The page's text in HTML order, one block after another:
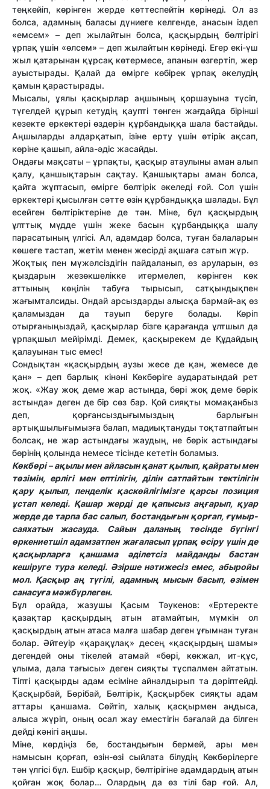
теңкейіп, көрінген жерде көттеспейтін көрінеді. Ол аз
болса, адамның баласы дүниеге келгенде, анасын іздеп
«емсем» – деп жылайтын болса, қасқырдың бөлтірігі
ұрпақ үшін «өлсем» – деп жылайтын көрінеді. Егер екі-үш
жыл қатарынан құрсақ көтермесе, апанын өзгертіп, жер
ауыстырады. Қалай да өмірге көбірек ұрпақ әкелудің
қамын қарастырады.
Мысалы, ұялы қасқырлар аңшының қоршауына түсіп,
түгелдей құрып кетудің қаупті төнген жағдайда бірінші
кезекте еркектері өздерін құрбандыққа шала бастайды.
Аңшыларды алдарқатып, ізіне ерту үшін өтірік ақсап,
көріне қашып, айла-әдіс жасайды.
Ондағы мақсаты – ұрпақты, қасқыр атаулыны аман алып
қалу, қаншықтарын сақтау. Қаншықтары аман болса,
қайта жұптасып, өмірге бөлтірік әкеледі ғой. Сол үшін
еркектері қысылған сәтте өзін құрбандыққа шалады. Бұл
есейген бөлтіріктеріне де тән. Міне, бұл қасқырдың
ұлттық мүдде үшін жеке басын құрбандыққа шалу
парасатының үлгісі. Ал, адамдар болса, туған балаларын
көшеге тастап, жетім менен жесірді ақшаға сатып жүр.
Жоқтық пен мүжәлсіздігін пайдаланып, өз аруларын, өз
қыздарын жезөкшелікке итермелеп, көрінген көк
аттының көңілін табуға тырысып, сатқындықпен
жағымталсиды. Ондай арсыздарды алысқа бармай-ақ өз
қаламыздан да тауып беруге болады. Көріп
отырғаныңыздай, қасқырлар бізге қарағанда ұлтшыл да
ұрпақшыл мейірімді. Демек, қасқырекем де Құдайдың
қалауынан тыс емес!
Сондықтан «қасқырдың аузы жесе де қан, жемесе де
қан» – деп барлық кінәні Көкбөріге аударатындай рет
жоқ. «Жау жоқ деме жар астында, бөрі жоқ деме бөрік
астында» деген де бір сөз бар. Қой сияқты момақанбыз
деп, қорғансыздығымыздың барлығын
артықшылығымызға балап, мадиықтануды тоқтатпайтын
болсақ, не жар астындағы жаудың, не бөрік астындағы
бөрінің қолында немесе тісінде кететін боламыз.
Көкбөрі – ақылы мен айласын қанат қылып, қайраты мен
төзімін, ерлігі мен ептілігін, ділін сатпайтын тектілігін
қару қылып, пенделік қаскөйлігімізге қарсы позиция
ұстап келеді. Қашар жерді де қапысыз аңғарып, қуар
жерде де тарпа бас салып, бостандығын қорғап, ғұмыр-
саяхатын жасауда. Сайын даланың төсінде бүгінгі
өркениетшіл адамзатпен жағаласып ұрпақ өсіру үшін де
қасқырларға қаншама әділетсіз майданды бастан
кешіруге тура келеді. Әзірше нәтижесіз емес, абыройы
мол. Қасқыр аң түгілі, адамның мысын басып, өзімен
санасуға мәжбүрлеген.
Бұл орайда, жазушы Қасым Тәукенов: «Ертеректе
қазақтар қасқырдың атын атамайтын, мүмкін ол
қасқырдың атын атаса малға шабар деген ұғымнан туған
болар. Әйтеуір «қарақұлақ» десең «қасқырдың шамы»
дегендей оны тікелей атамай «бөрі, көкжал, ит-құс,
ұлыма, дала тағысы» деген сияқты тұспалмен айтатын.
Тіпті қасқырды адам есіміне айналдырып та дәріптейді.
Қасқырбай, Бөрібай, Бөлтірік, Қасқырбек сияқты адам
аттары қаншама. Сөйтіп, халық қасқырмен аңдыса,
алыса жүріп, оның осал жау еместігін бағалай да білген
дейді кәнігі аңшы.
Міне, көрдіңіз бе, бостандығын бермей, ары мен
намысын қорғап, өзін-өзі сыйлата білудің Көкбөрілерге
тән үлгісі бұл. Ешбір қасқыр, бөлтірігіне адамдардың атын
қойған жоқ болар… Олардың да өз тілі бар ғой. Ал,